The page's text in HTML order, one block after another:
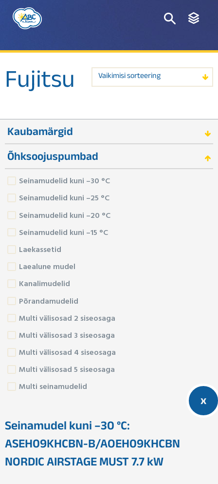
Fujitsu Vaikimisi sorteering
Kaubamärgid
Õhksoojuspumbad
Seinamudelid kuni –30 °C
Seinamudelid kuni –25 °C
Seinamudelid kuni –20 °C
Seinamudelid kuni –15 °C
Laekassetid
Laealune mudel
Kanalimudelid
Põrandamudelid
Multi välisosad 2 siseosaga
Multi välisosad 3 siseosaga
Multi välisosad 4 siseosaga
Multi välisosad 5 siseosaga
Multi seinamudelid
Seinamudel kuni –30 °C:
ASEH09KHCBN-B/AOEH09KHCBN
NORDIC AIRSTAGE MUST 7.7 kW
x